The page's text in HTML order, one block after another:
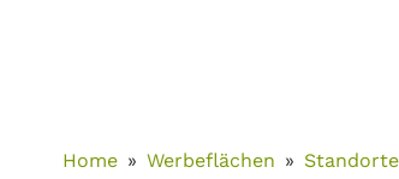
Home Werbeflächen Standorte